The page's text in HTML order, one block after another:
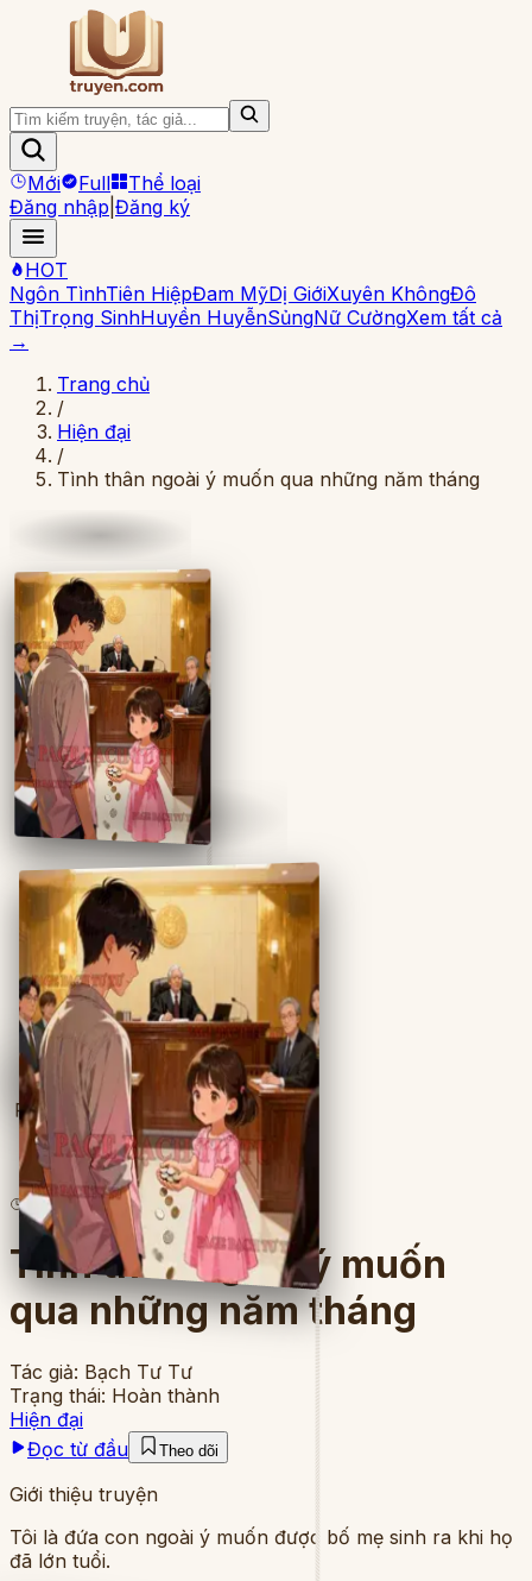
Mới Full
Thể loại
Đăng nhập Đăng ký
HOT
Ngôn TìnhTiên HiệpĐam MỹDị GiớiXuyên KhôngĐô
ThịTrọng SinhHuyền HuyễnSủngNữ CườngXem tất cả
→
Trang chủ
/
Hiện đại
/
Tình thân ngoài ý muốn qua những năm tháng
Full
6 lượt đọc· 18 chương
Tình thân ngoài ý muốn
qua những năm tháng
Tác giả: Bạch Tư Tư
Trạng thái: Hoàn thành
Hiện đại
Đọc từ đầu
Theo dõi
Giới thiệu truyện
Tôi là đứa con ngoài ý muốn được bố mẹ sinh ra khi họ
đã lớn tuổi.